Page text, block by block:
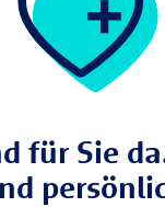
für Sie